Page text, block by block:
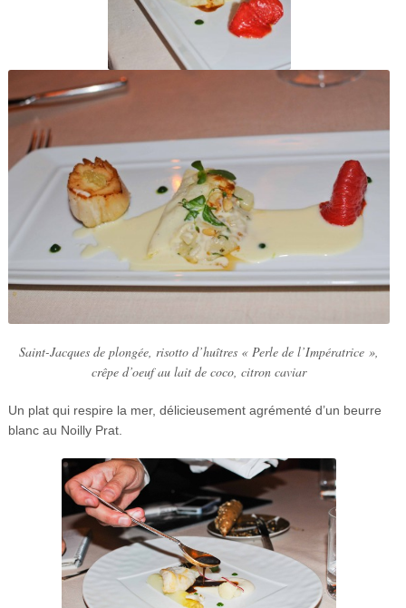
Saint-Jacques de plongée, risotto d’huîtres « Perle de l’Impératrice »,
crêpe d’oeuf au lait de coco, citron caviar
Un plat qui respire la mer, délicieusement agrémenté d’un beurre
blanc au Noilly Prat.